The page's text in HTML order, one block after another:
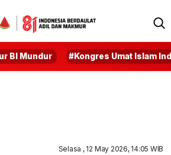
BI Mundur #Kongres Umat Islam
Selasa , 12 May 2026, 14:05 WIB